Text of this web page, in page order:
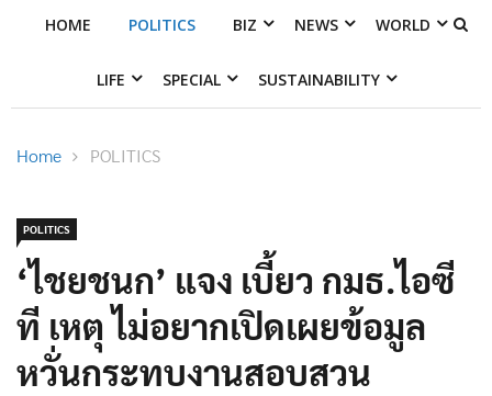
HOME POLITICS BIZ NEWS WORLD
LIFE SPECIAL SUSTAINABILITY
Home POLITICS
POLITICS
‘ไชยชนก’ แจง เบี้ยว กมธ.ไอซี
ที เหตุ ไม่อยากเปิดเผยข้อมูล
หวั่นกระทบงานสอบสวน